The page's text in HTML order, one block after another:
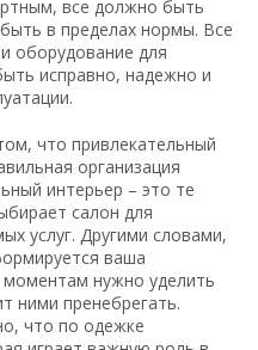
все должно быть
в пределах нормы. Все
оборудование для
исправно, надежно и
что привлекательный
организация
интерьер – это те
салон для
услуг. Другими словами,
ваша
моментам нужно уделить
ними пренебрегать.
что по одежке